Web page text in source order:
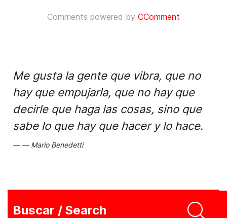
Comments powered by CComment
Me gusta la gente que vibra, que no
hay que empujarla, que no hay que
decirle que haga las cosas, sino que
sabe lo que hay que hacer y lo hace.
Mario Benedetti
Buscar / Search